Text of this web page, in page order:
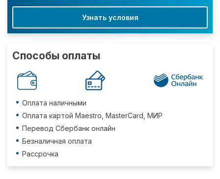
Узнать условия
Способы оплаты
Оплата наличными
Оплата картой Maestro, MasterCard, МИР
Перевод Сбербанк онлайн
Безналичная оплата
Рассрочка